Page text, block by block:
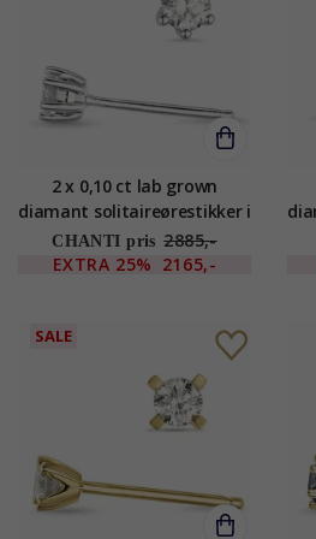
2 x 0,10 ct lab grown
diamant solitaireørestikker i
9 karat hvidguld med lab
grown diamant
CHANTI pris 2885,-
EXTRA 25% 2165,-
SALE